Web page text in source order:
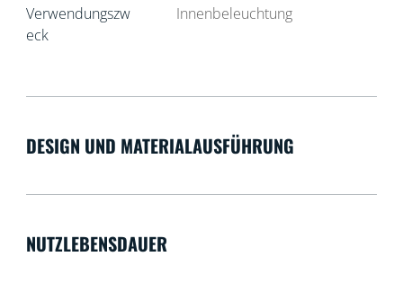
Verwendungszw
eck
Innenbeleuchtung
DESIGN UND MATERIALAUSFÜHRUNG
NUTZLEBENSDAUER